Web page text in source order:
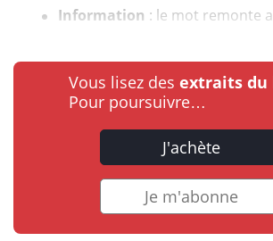
Information : le mot remonte
Vous lisez des extraits du
Pour poursuivre…
J'achète
Je m'abonne